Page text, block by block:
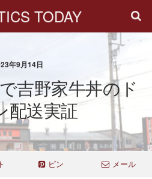
TODAY
年9月14日
吉野家牛丼のド
配送実証
ピン メール